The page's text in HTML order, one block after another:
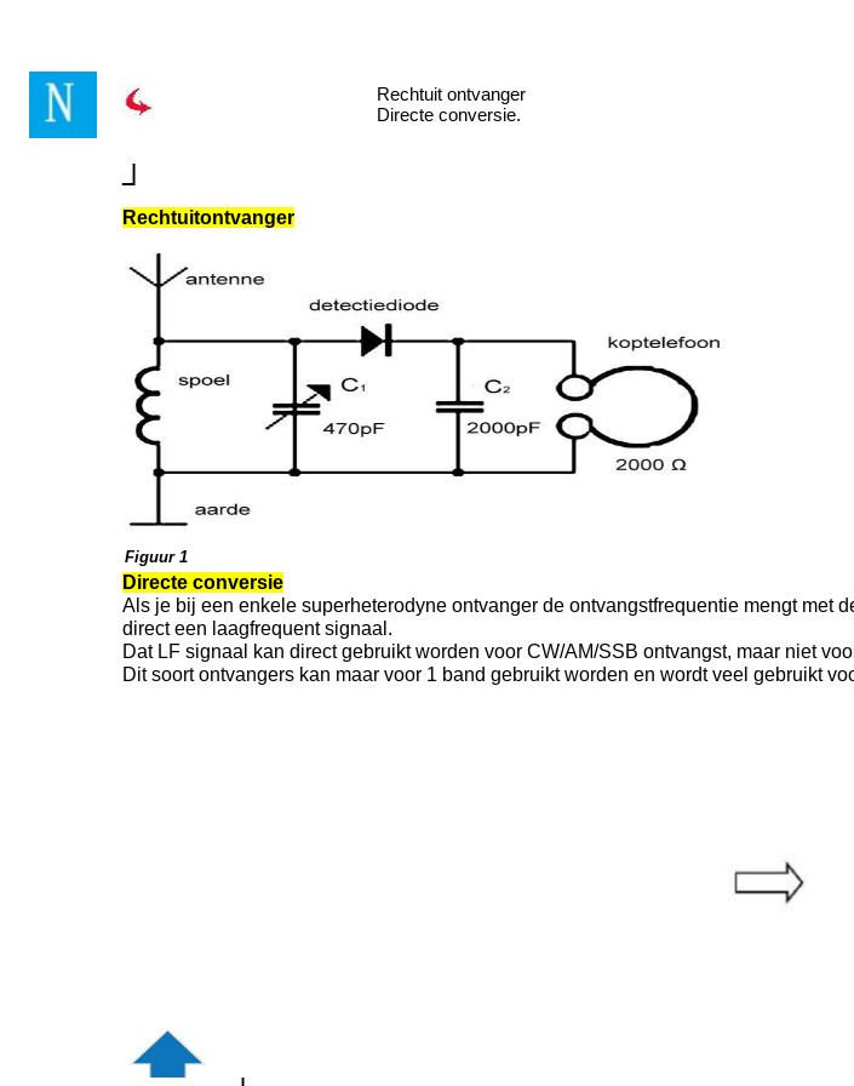
Rechtuit ontvanger
Directe conversie.
Rechtuitontvanger
Directe conversie
Als je bij een enkele superheterodyne ontvanger de ontvangstfrequentie mengt met
direct een laagfrequent signaal.
Dat LF signaal kan direct gebruikt worden voor CW/AM/SSB ontvangst, maar niet
Dit soort ontvangers kan maar voor 1 band gebruikt worden en wordt veel gebruikt
Figuur 1
┘